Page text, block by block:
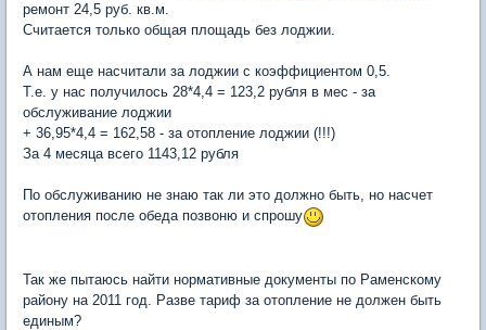
ремонт 24,5 руб. кв.м.
Считается только общая площадь без лоджии.
А нам еще насчитали за лоджии с коэффициентом 0,5.
Т.е. у нас получилось 28*4,4 = 123,2 рубля в мес - за
обслуживание лоджии
+ 36,95*4,4 = 162,58 - за отопление лоджии (!!!)
За 4 месяца всего 1143,12 рубля
По обслуживанию не знаю так ли это должно быть, но насчет
отопления после обеда позвоню и спрошу
Так же пытаюсь найти нормативные документы по Раменскому
району на 2011 год. Разве тариф за отопление не должен быть
единым?